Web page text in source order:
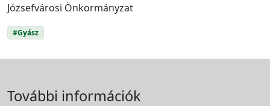
Józsefvárosi Önkormányzat
#Gyász
További információk